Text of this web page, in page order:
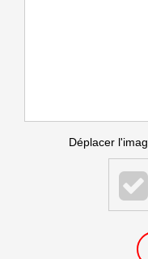
Déplacer